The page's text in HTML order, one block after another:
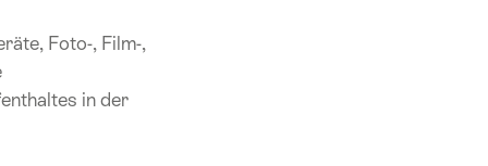
Foto-, Film-,
in der